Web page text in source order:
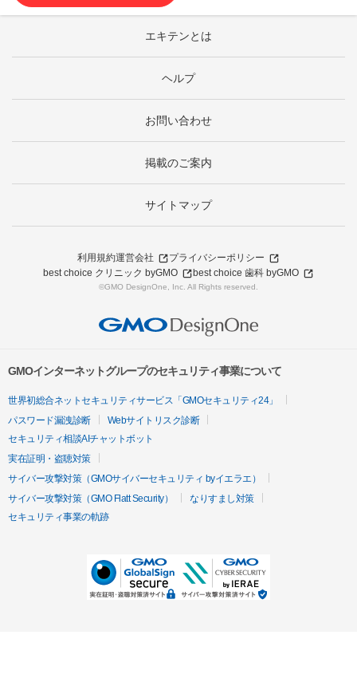
エキテンとは
ヘルプ
お問い合わせ
掲載のご案内
サイトマップ
利用規約運営会社
プライバシーポリシー
best choice クリニック byGMO
best choice 歯科 byGMO
©GMO DesignOne, Inc. All Rights reserved.
GMOインターネットグループのセキュリティ事業について
世界初総合ネットセキュリティサービス「GMOセキュリティ24」
パスワード漏洩診断
Webサイトリスク診断
セキュリティ相談AIチャットボット
実在証明・盗聴対策
サイバー攻撃対策（GMOサイバーセキュリティ byイエラエ）
サイバー攻撃対策（GMO Flatt Security）
なりすまし対策
セキュリティ事業の軌跡